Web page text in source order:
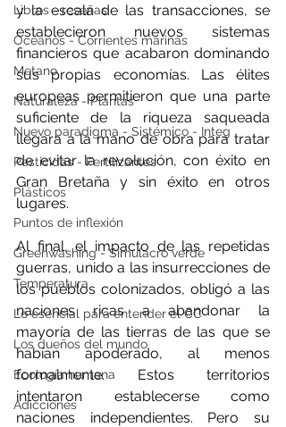
Libros - reseñas
Océanos - Corrientes marinas
Metano
Naturaleza - Plantas
Nuevo paradigma - Sistémico - Integ
Pesticidas - Fertilizantes
Plásticos
Puntos de inflexión
Greenwashing - Simulacro verde
Temperatura
Lo esencial para entender el CC
Los dueños del mundo
Ecología humana
Adicciones
y la escala de las transacciones, se
establecieron nuevos sistemas
financieros que acabaron dominando
sus propias economías. Las élites
europeas permitieron que una parte
suficiente de la riqueza saqueada
llegara a la mano de obra para tratar
de evitar la revolución, con éxito en
Gran Bretaña y sin éxito en otros
lugares.
Al final, el impacto de las repetidas
guerras, unido a las insurrecciones de
los pueblos colonizados, obligó a las
naciones ricas a abandonar la
mayoría de las tierras de las que se
habían apoderado, al menos
formalmente. Estos territorios
intentaron establecerse como
naciones independientes. Pero su